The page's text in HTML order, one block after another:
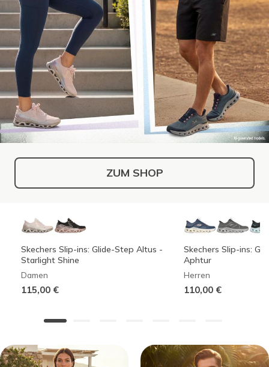
ZUM SHOP
Skechers Slip-ins: Glide-Step Altus -
Starlight Shine
Damen
115,00 €
Skechers Slip-ins:
Aphtur
Herren
110,00 €